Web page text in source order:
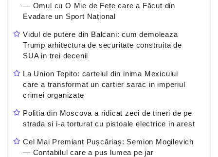
— Omul cu O Mie de Fețe care a Făcut din
Evadare un Sport Național
Vidul de putere din Balcani: cum demoleaza
Trump arhitectura de securitate construita de
SUA in trei decenii
La Union Tepito: cartelul din inima Mexicului
care a transformat un cartier sarac in imperiul
crimei organizate
Politia din Moscova a ridicat zeci de tineri de pe
strada si i-a torturat cu pistoale electrice in arest
Cel Mai Premiant Pușcăriaș: Semion Mogilevich
— Contabilul care a pus lumea pe jar